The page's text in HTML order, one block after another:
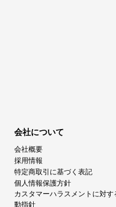
会社について
会社概要
採用情報
特定商取引に基づく表記
個人情報保護方針
カスタマーハラスメントに対す
動指針